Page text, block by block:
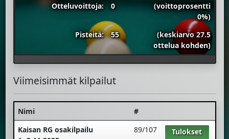
Otteluvoittoja:
0
(voittoprosentti
0%)
Pisteitä:
55
(keskiarvo 27.5
ottelua kohden)
Viimeisimmät kilpailut
Nimi
#
Kaisan RG osakilpailu
89/107 Tulokset